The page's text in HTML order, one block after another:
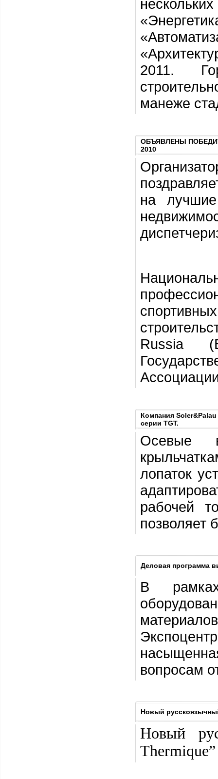
2011.
манеже
ОБЪЯВЛЕНЫ
2010
на
Russia
Компания
серии TGT.
Осевые
лопаток
рабочей
позволяет
Деловая программа
В
вопросам
Новый
Новый